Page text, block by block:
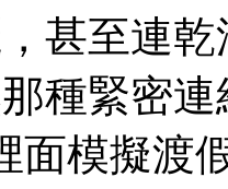
甚至連
種緊密
面模擬渡